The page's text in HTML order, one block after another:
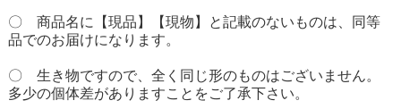
〇 商品名に【現品】【現物】と記載のないものは、同等
品でのお届けになります。
〇 生き物ですので、全く同じ形のものはございません。
多少の個体差がありますことをご了承下さい。